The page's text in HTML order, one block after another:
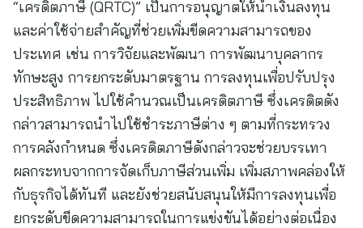
“เครดิตภาษี (QRTC)” เป็นการอนุญาตให้นำเงินลงทุน
และค่าใช้จ่ายสำคัญที่ช่วยเพิ่มขีดความสามารถของ
ประเทศ เช่น การวิจัยและพัฒนา การพัฒนาบุคลากร
ทักษะสูง การยกระดับมาตรฐาน การลงทุนเพื่อปรับปรุง
ประสิทธิภาพ ไปใช้คำนวณเป็นเครดิตภาษี ซึ่งเครดิตดัง
กล่าวสามารถนำไปใช้ชำระภาษีต่าง ๆ ตามที่กระทรวง
การคลังกำหนด ซึ่งเครดิตภาษีดังกล่าวจะช่วยบรรเทา
ผลกระทบจากการจัดเก็บภาษีส่วนเพิ่ม เพิ่มสภาพคล่องให้
กับธุรกิจได้ทันที และยังช่วยสนับสนุนให้มีการลงทุนเพื่อ
ยกระดับขีดความสามารถในการแข่งขันได้อย่างต่อเนื่อง